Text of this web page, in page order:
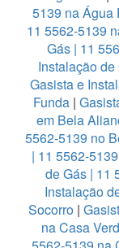
5139 na Água
11 5562-5139
Gás | 11
Instalação
Gasista e
Funda |
em Bela
5562-5139 no
| 11 5562-
de Gás | 11
Instalação
Socorro |
na Casa